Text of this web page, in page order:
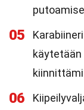
05
käytetään
06